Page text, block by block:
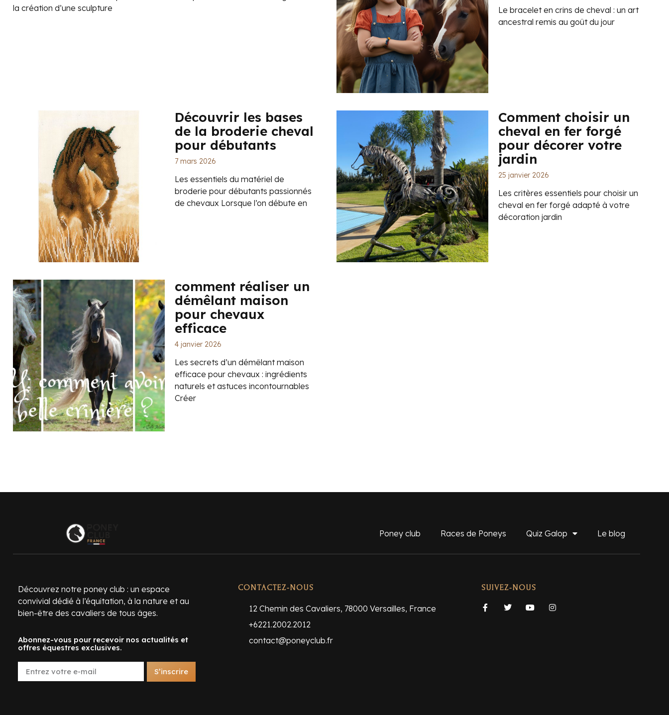
la création d’une sculpture
Le bracelet en crins de cheval : un art
ancestral remis au goût du jour
Découvrir les bases
de la broderie cheval
pour débutants
7 mars 2026
Les essentiels du matériel de
broderie pour débutants passionnés
de chevaux Lorsque l’on débute en
Comment choisir un
cheval en fer forgé
pour décorer votre
jardin
25 janvier 2026
Les critères essentiels pour choisir un
cheval en fer forgé adapté à votre
décoration jardin
comment réaliser un
démêlant maison
pour chevaux
efficace
4 janvier 2026
Les secrets d’un démêlant maison
efficace pour chevaux : ingrédients
naturels et astuces incontournables
Créer
Poney club Races de Poneys Quiz Galop Le blog
Découvrez notre poney club : un espace
convivial dédié à l’équitation, à la nature et au
bien-être des cavaliers de tous âges.
Abonnez-vous pour recevoir nos actualités et
offres équestres exclusives.
S’inscrire
CONTACTEZ-NOUS
12 Chemin des Cavaliers, 78000 Versailles, France
+6221.2002.2012
contact@poneyclub.fr
SUIVEZ-NOUS